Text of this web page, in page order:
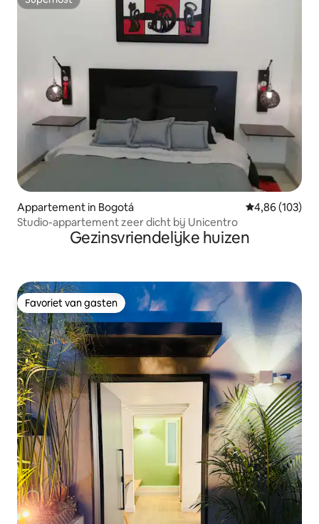
Superhost
Appartement in Bogotá Gemiddelde
4,86 (103)
Studio-appartement zeer dicht bij Unicentro
Gezinsvriendelijke huizen
Favoriet van gasten
Favoriet van gasten